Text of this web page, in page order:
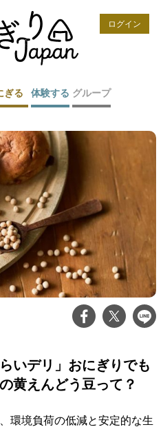
ログイン
ぎる 体験する グループ
いデリ」おにぎりでも
黄えんどう豆って？
環境負荷の低減と安定的な生